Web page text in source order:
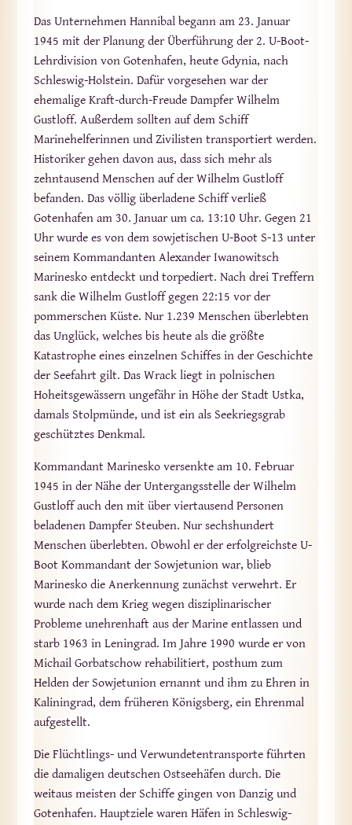
Das Unternehmen Hannibal begann am 23. Januar
1945 mit der Planung der Überführung der 2. U-Boot-
Lehrdivision von Gotenhafen, heute Gdynia, nach
Schleswig-Holstein. Dafür vorgesehen war der
ehemalige Kraft-durch-Freude Dampfer Wilhelm
Gustloff. Außerdem sollten auf dem Schiff
Marinehelferinnen und Zivilisten transportiert werden.
Historiker gehen davon aus, dass sich mehr als
zehntausend Menschen auf der Wilhelm Gustloff
befanden. Das völlig überladene Schiff verließ
Gotenhafen am 30. Januar um ca. 13:10 Uhr. Gegen 21
Uhr wurde es von dem sowjetischen U-Boot S-13 unter
seinem Kommandanten Alexander Iwanowitsch
Marinesko entdeckt und torpediert. Nach drei Treffern
sank die Wilhelm Gustloff gegen 22:15 vor der
pommerschen Küste. Nur 1.239 Menschen überlebten
das Unglück, welches bis heute als die größte
Katastrophe eines einzelnen Schiffes in der Geschichte
der Seefahrt gilt. Das Wrack liegt in polnischen
Hoheitsgewässern ungefähr in Höhe der Stadt Ustka,
damals Stolpmünde, und ist ein als Seekriegsgrab
geschütztes Denkmal.
Kommandant Marinesko versenkte am 10. Februar
1945 in der Nähe der Untergangsstelle der Wilhelm
Gustloff auch den mit über viertausend Personen
beladenen Dampfer Steuben. Nur sechshundert
Menschen überlebten. Obwohl er der erfolgreichste U-
Boot Kommandant der Sowjetunion war, blieb
Marinesko die Anerkennung zunächst verwehrt. Er
wurde nach dem Krieg wegen disziplinarischer
Probleme unehrenhaft aus der Marine entlassen und
starb 1963 in Leningrad. Im Jahre 1990 wurde er von
Michail Gorbatschow rehabilitiert, posthum zum
Helden der Sowjetunion ernannt und ihm zu Ehren in
Kaliningrad, dem früheren Königsberg, ein Ehrenmal
aufgestellt.
Die Flüchtlings- und Verwundetentransporte führten
die damaligen deutschen Ostseehäfen durch. Die
weitaus meisten der Schiffe gingen von Danzig und
Gotenhafen. Hauptziele waren Häfen in Schleswig-